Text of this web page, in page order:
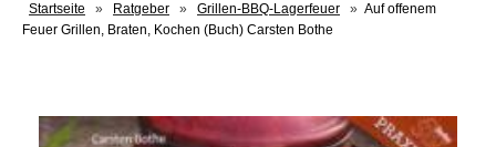
Startseite » Ratgeber » Grillen-BBQ-Lagerfeuer » Auf offenem
Feuer Grillen, Braten, Kochen (Buch) Carsten Bothe